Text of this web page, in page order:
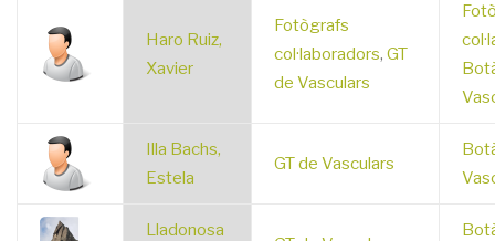
Haro Ruiz,
Xavier
Fotògrafs
col·laboradors, GT
de Vasculars
Illa Bachs,
Estela
GT de Vasculars
Lladonosa